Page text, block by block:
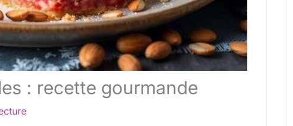
: recette gourmande